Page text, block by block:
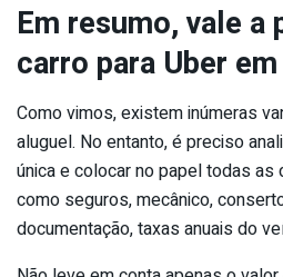
Em resumo, vale a
carro para Uber
Como vimos, existem inúmeras
aluguel. No entanto, é preciso
única e colocar no papel todas
como seguros, mecânico,
documentação, taxas anuais do